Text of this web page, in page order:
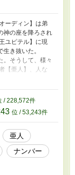
ディン】は弟
神の座を降ろされ
ユピテル】に現
生き抜いた。
。そうして、様々
【亜人】、人な
襲い襲われを繰
守り種族を繁栄
よって姿を変
った。その為、
た―――― 時は流
して、世界を渡
の上で立ち尽く
ィンは想う。
たとしても人類
居るロキに頼
/ 228,572件
位 / 53,243件
亜人
ナンバー